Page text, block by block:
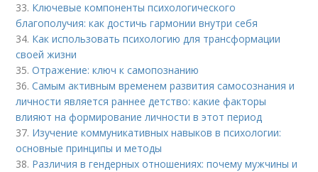
33. Ключевые компоненты психологического
благополучия: как достичь гармонии внутри себя
34. Как использовать психологию для трансформации
своей жизни
35.Отражение: ключ к самопознанию
36.Самым активным временем развития самосознания и
личности является раннее детство: какие факторы
влияют на формирование личности в этот период
37. Изучение коммуникативных навыков в психологии:
основные принципы и методы
38. Различия в гендерных отношениях: почему мужчины и